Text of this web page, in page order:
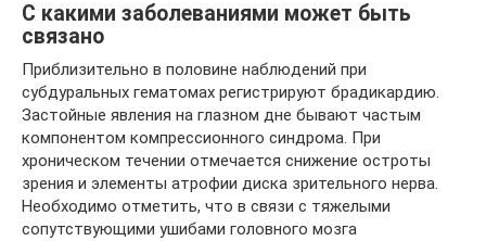
С какими заболеваниями может быть
связано
Приблизительно в половине наблюдений при
субдуральных гематомах регистрируют брадикардию.
Застойные явления на глазном дне бывают частым
компонентом компрессионного синдрома. При
хроническом течении отмечается снижение остроты
зрения и элементы атрофии диска зрительного нерва.
Необходимо отметить, что в связи с тяжелыми
сопутствующими ушибами головного мозга